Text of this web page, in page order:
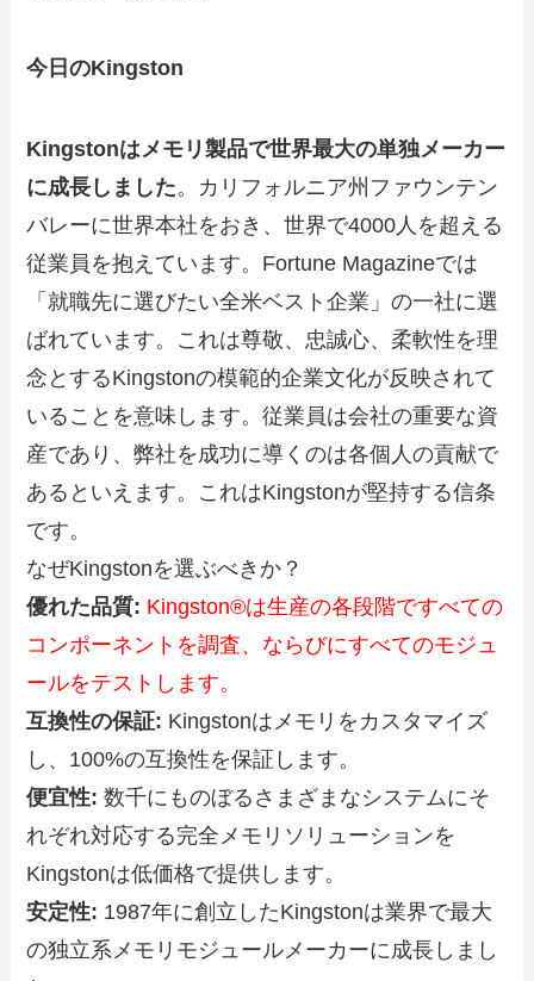
今日のKingston
Kingstonはメモリ製品で世界最大の単独メーカー
に成長しました。カリフォルニア州ファウンテン
バレーに世界本社をおき、世界で4000人を超える
従業員を抱えています。Fortune Magazineでは
「就職先に選びたい全米ベスト企業」の一社に選
ばれています。これは尊敬、忠誠心、柔軟性を理
念とするKingstonの模範的企業文化が反映されて
いることを意味します。従業員は会社の重要な資
産であり、弊社を成功に導くのは各個人の貢献で
あるといえます。これはKingstonが堅持する信条
です。
なぜKingstonを選ぶべきか？
優れた品質: Kingston®は生産の各段階ですべての
コンポーネントを調査、ならびにすべてのモジュ
ールをテストします。
互換性の保証: Kingstonはメモリをカスタマイズ
し、100%の互換性を保証します。
便宜性: 数千にものぼるさまざまなシステムにそ
れぞれ対応する完全メモリソリューションを
Kingstonは低価格で提供します。
安定性: 1987年に創立したKingstonは業界で最大
の独立系メモリモジュールメーカーに成長しまし